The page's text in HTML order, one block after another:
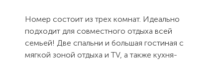
Номер состоит из трех комнат. Идеально
подходит для совместного отдыха всей
семьей! Две спальни и большая гостиная с
мягкой зоной отдыха и TV, а также кухня-